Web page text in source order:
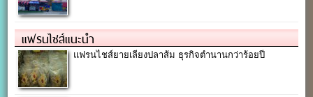
แฟรนไชส์แนะนำ
แฟรนไชส์ยายเลียงปลาส้ม ธุรกิจตำนานกว่าร้อยปี